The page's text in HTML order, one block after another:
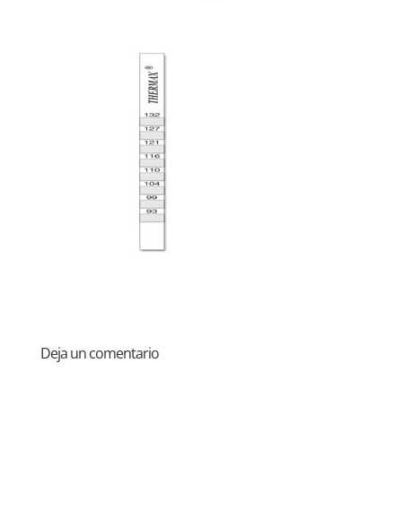
Deja un comentario